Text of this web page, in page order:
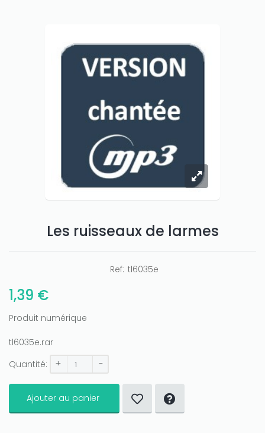
Les ruisseaux de larmes
Ref: tl6035e
1,39 €
Produit numérique
tl6035e.rar
Quantité:
+ -
Ajouter au panier
Only play atJoo casinoif you really want to win a huge
amount on your credits!